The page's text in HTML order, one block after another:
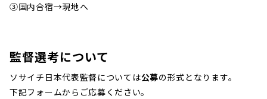
③国内合宿→現地へ
監督選考について
ソサイチ日本代表監督については公募の形式となります。
下記フォームからご応募ください。